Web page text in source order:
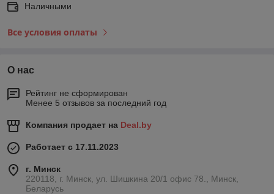
Наличными
Все условия оплаты
О нас
Рейтинг не сформирован
Менее 5 отзывов за последний год
Компания продает на Deal.by
Работает с 17.11.2023
г. Минск
220118, г. Минск, ул. Шишкина 20/1 офис 78., Минск,
Беларусь